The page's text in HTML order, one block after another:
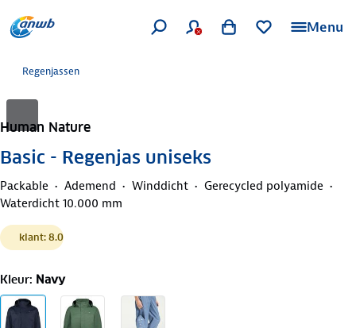
Menu
Regenjassen
Human Nature
Basic - Regenjas uniseks
Packable Ademend Winddicht
Gerecycled polyamide
Waterdicht 10.000 mm
klant: 8.0
Kleur: Navy